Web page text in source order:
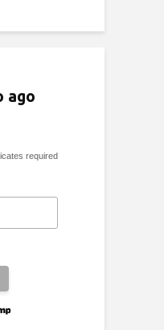
ago
required